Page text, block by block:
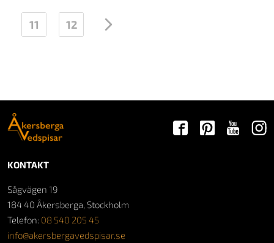
11 12 →
KONTAKT
Sågvägen 19
184 40 Åkersberga, Stockholm
Telefon: 08 540 205 45
info@akersbergavedspisar.se